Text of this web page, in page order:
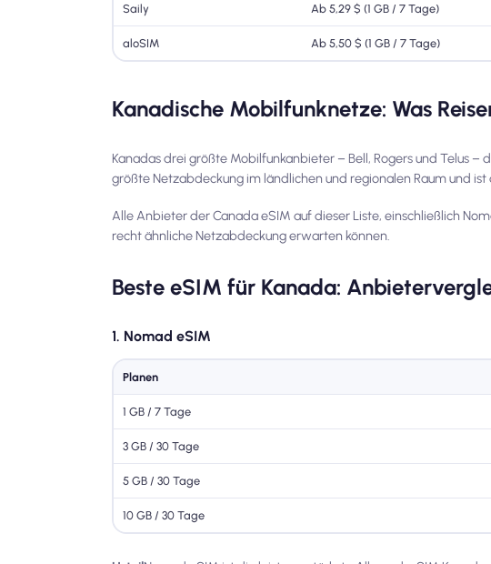
Saily Ab 5,29 $ (1 GB / 7 Tage)
aloSIM Ab 5,50 $ (1 GB / 7 Tage)
Kanadische Mobilfunknetze: Was
Kanadas drei größte Mobilfunkanbieter – Bell, Rogers und Telus
größte Netzabdeckung im ländlichen und regionalen Raum und
Alle Anbieter der Canada eSIM auf dieser Liste, einschließlich
recht ähnliche Netzabdeckung erwarten können.
Beste eSIM für Kanada:
1. Nomad eSIM
Planen
1 GB / 7 Tage
3 GB / 30 Tage
5 GB / 30 Tage
10 GB / 30 Tage